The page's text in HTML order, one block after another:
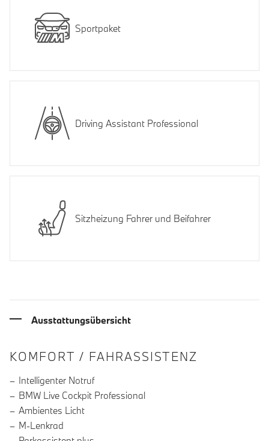
Sportpaket
Driving Assistant Professional
Sitzheizung Fahrer und Beifahrer
Ausstattungsübersicht
INFORMATIONEN ÜBER DIE
KOMFORT / FAHRASSISTENZ
Intelligenter Notruf
BMW Live Cockpit Professional
Ambientes Licht
M-Lenkrad